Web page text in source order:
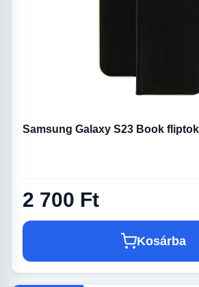
Samsung Galaxy S23 Book
2 700 Ft
Kosárba